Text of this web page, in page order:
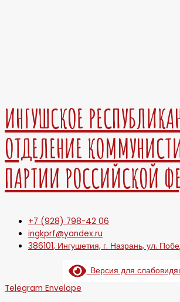
ИНГУШСКОЕ
ОТДЕЛЕНИЕ
ПАРТИИ РОССИЙСКОЙ
+7 (928) 798-42 06
ingkprf@yandex.ru
386101, Ингушетия, г. Назрань, ул.
Версия для
Telegram Envelope